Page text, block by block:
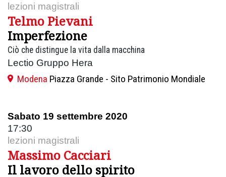
lezioni magistrali
Telmo Pievani
Imperfezione
Ciò che distingue la vita dalla macchina
Lectio Gruppo Hera
Modena Piazza Grande - Sito Patrimonio Mondiale
Sabato 19 settembre 2020
17:30
lezioni magistrali
Massimo Cacciari
Il lavoro dello spirito